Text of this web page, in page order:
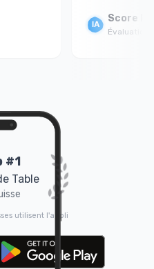
Score
Évaluation
#1
Table
utilisent l'appli